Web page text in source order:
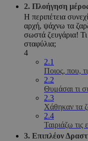
2. Πλοήγηση
Η περιπέτεια
αρχή, ψάχνω τα
σωστά ζευγάρια!
σταφύλια;
4
2.1
Ποιος, που,
2.2
Θυμάσαι τι
2.3
Χάθηκαν τα
2.4
Ταιριάζω τις
3. Επιπλέον